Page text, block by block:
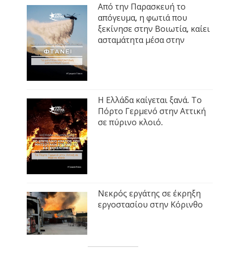
Από την Παρασκευή το
απόγευμα, η φωτιά που
ξεκίνησε στην Βοιωτία, καίει
ασταμάτητα μέσα στην
Η Ελλάδα καίγεται ξανά. Το
Πόρτο Γερμενό στην Αττική
σε πύρινο κλοιό.
Νεκρός εργάτης σε έκρηξη
εργοστασίου στην Κόρινθο